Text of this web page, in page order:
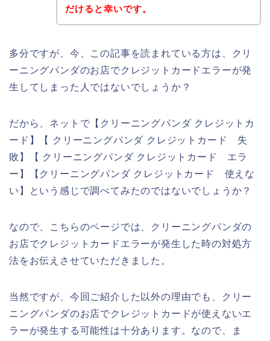
だけると幸いです。
多分ですが、今、この記事を読まれている方は、クリ
ーニングパンダのお店でクレジットカードエラーが発
生してしまった人ではないでしょうか？
だから、ネットで【クリーニングパンダ クレジットカ
ード】【 クリーニングパンダ クレジットカード 失
敗】【 クリーニングパンダ クレジットカード エラ
ー】【クリーニングパンダ クレジットカード 使えな
い】という感じで調べてみたのではないでしょうか？
なので、こちらのページでは、クリーニングパンダの
お店でクレジットカードエラーが発生した時の対処方
法をお伝えさせていただきました。
当然ですが、今回ご紹介した以外の理由でも、クリー
ニングパンダのお店でクレジットカードが使えないエ
ラーが発生する可能性は十分あります。なので、ま